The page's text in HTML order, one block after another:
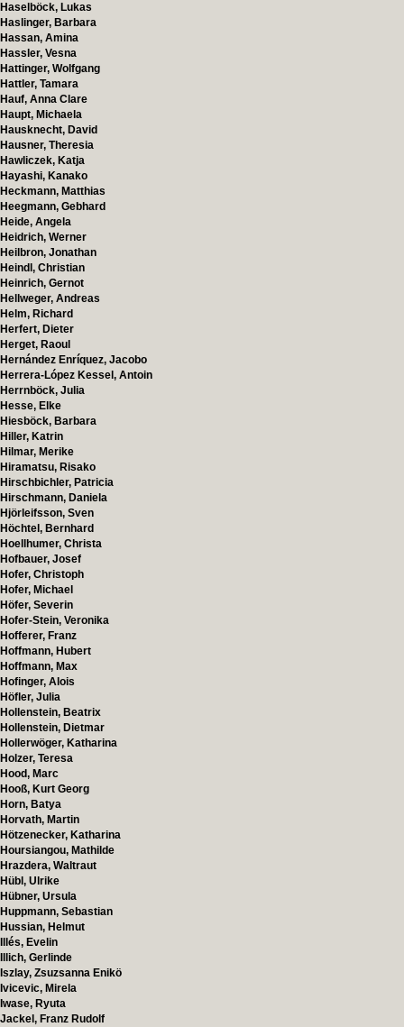
Haselböck, Lukas
Haslinger, Barbara
Hassan, Amina
Hassler, Vesna
Hattinger, Wolfgang
Hattler, Tamara
Hauf, Anna Clare
Haupt, Michaela
Hausknecht, David
Hausner, Theresia
Hawliczek, Katja
Hayashi, Kanako
Heckmann, Matthias
Heegmann, Gebhard
Heide, Angela
Heidrich, Werner
Heilbron, Jonathan
Heindl, Christian
Heinrich, Gernot
Hellweger, Andreas
Helm, Richard
Herfert, Dieter
Herget, Raoul
Hernández Enríquez, Jacobo
Herrera-López Kessel, Antoin
Herrnböck, Julia
Hesse, Elke
Hiesböck, Barbara
Hiller, Katrin
Hilmar, Merike
Hiramatsu, Risako
Hirschbichler, Patricia
Hirschmann, Daniela
Hjörleifsson, Sven
Höchtel, Bernhard
Hoellhumer, Christa
Hofbauer, Josef
Hofer, Christoph
Hofer, Michael
Höfer, Severin
Hofer-Stein, Veronika
Hofferer, Franz
Hoffmann, Hubert
Hoffmann, Max
Hofinger, Alois
Höfler, Julia
Hollenstein, Beatrix
Hollenstein, Dietmar
Hollerwöger, Katharina
Holzer, Teresa
Hood, Marc
Hooß, Kurt Georg
Horn, Batya
Horvath, Martin
Hötzenecker, Katharina
Hoursiangou, Mathilde
Hrazdera, Waltraut
Hübl, Ulrike
Hübner, Ursula
Huppmann, Sebastian
Hussian, Helmut
Illés, Evelin
Illich, Gerlinde
Iszlay, Zsuzsanna Enikö
Ivicevic, Mirela
Iwase, Ryuta
Jackel, Franz Rudolf